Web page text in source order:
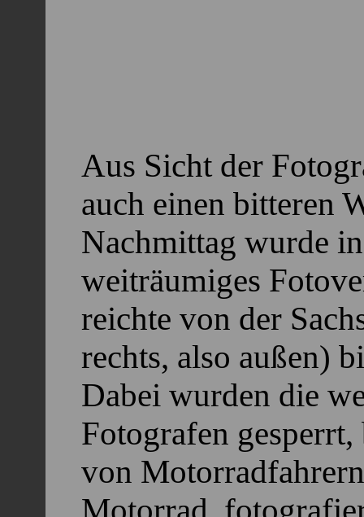
Aus Sicht der
auch einen bitteren
Nachmittag wurde
weiträumiges
reichte von der
rechts, also außen)
Dabei wurden die
Fotografen
von